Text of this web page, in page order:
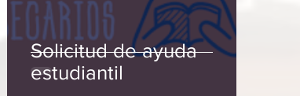
Solicitud de ayuda
estudiantil